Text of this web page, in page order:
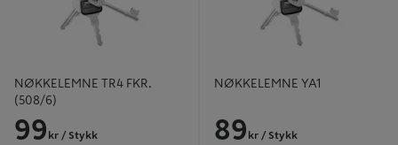
NØKKELEMNE TR4 FKR.
(508/6)
99 kr / Stykk
NØKKELEMNE YA1
89 kr / Stykk